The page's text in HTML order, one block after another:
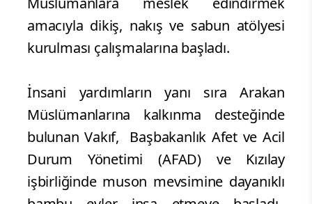
amacıyla dikiş, nakış ve sabun atölyesi
kurulması çalışmalarına başladı.
İnsani yardımların yanı sıra Arakan
Müslümanlarına kalkınma desteğinde
bulunan Vakıf, Başbakanlık Afet ve Acil
Durum Yönetimi (AFAD) ve Kızılay
işbirliğinde muson mevsimine dayanıklı